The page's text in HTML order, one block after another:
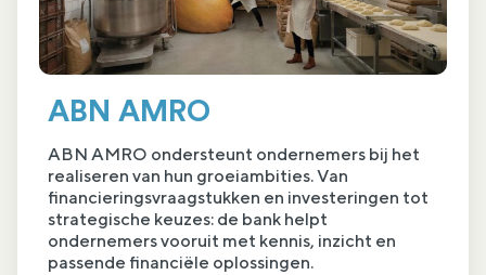
ABN AMRO
ABN AMRO ondersteunt ondernemers bij het
realiseren van hun groeiambities. Van
financieringsvraagstukken en investeringen tot
strategische keuzes: de bank helpt
ondernemers vooruit met kennis, inzicht en
passende financiële oplossingen.